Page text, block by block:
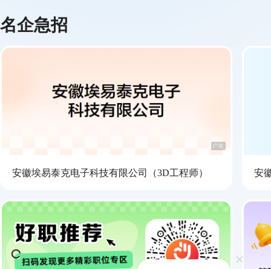
名企急招
广告
安徽埃易泰克电子科技有限公司（3D工程师） 安